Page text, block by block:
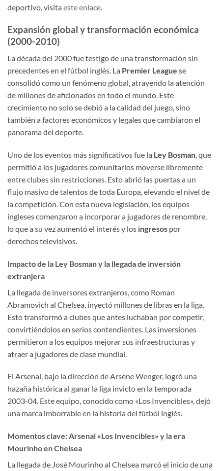
deportivo, visita este enlace
Expansión global y transformación económica
(2000-2010)
La década del 2000 fue testigo de una transformación sin
precedentes en el fútbol inglés. La Premier League se
consolidó como un fenómeno global, atrayendo la atención
de millones de aficionados en todo el mundo. Este
crecimiento no solo se debió a la calidad del juego, sino
también a factores económicos y legales que cambiaron el
panorama del deporte.
Uno de los eventos más significativos fue la Ley Bosman, que
permitió a los jugadores comunitarios moverse libremente
entre clubes sin restricciones. Esto abrió las puertas a un
flujo masivo de talentos de toda Europa, elevando el nivel de
la competición. Con esta nueva legislación, los equipos
ingleses comenzaron a incorporar a jugadores de renombre,
lo que a su vez aumentó el interés y los ingresos por
derechos televisivos.
Impacto de la Ley Bosman y la llegada de inversión
extranjera
La llegada de inversores extranjeros, como Roman
Abramovich al Chelsea, inyectó millones de libras en la liga.
Esto transformó a clubes que antes luchaban por competir,
convirtiéndolos en serios contendientes. Las inversiones
permitieron a los equipos mejorar sus infraestructuras y
atraer a jugadores de clase mundial.
El Arsenal, bajo la dirección de Arsène Wenger, logró una
hazaña histórica al ganar la liga invicto en la temporada
2003-04. Este equipo, conocido como «Los Invencibles», dejó
una marca imborrable en la historia del fútbol inglés.
Momentos clave: Arsenal «Los Invencibles» y la era
Mourinho en Chelsea
La llegada de José Mourinho al Chelsea marcó el inicio de una